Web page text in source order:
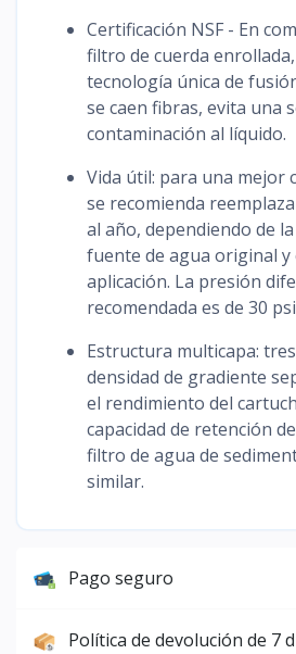
Certificación NSF - En
filtro de cuerda
tecnología única de
se caen fibras, evita una
contaminación al líquido.
Vida útil: para una mejor
se recomienda
al año, dependiendo de
fuente de agua original y
aplicación. La presión
recomendada es de 30
Estructura multicapa:
densidad de gradiente
el rendimiento del
capacidad de retención
filtro de agua de
similar.
Pago seguro
Política de devolución de 7